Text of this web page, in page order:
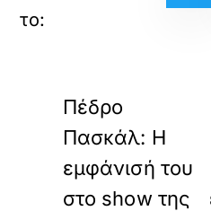
Πέδρο
Πασκάλ: Η
εμφάνισή του
στο show της